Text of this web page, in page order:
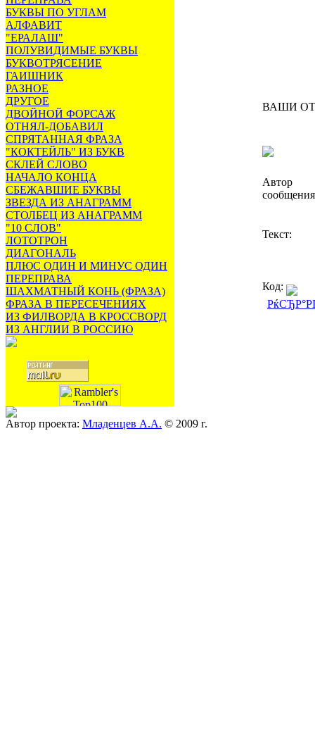
БУКВЫ ПО УГЛАМ
АЛФАВИТ
"ЕРАЛАШ"
ПОЛУВИДИМЫЕ БУКВЫ
БУКВОТРЯСЕНИЕ
ГАИШНИК
РАЗНОЕ
ДРУГОЕ
ДВОЙНОЙ ФОРСАЖ
ОТНЯЛ-ДОБАВИЛ
СПРЯТАННАЯ ФРАЗА
"КОКТЕЙЛЬ" ИЗ БУКВ
СКЛЕЙ СЛОВО
НАЧАЛО КОНЦА
СБЕЖАВШИЕ БУКВЫ
ЗВЕЗДА ИЗ АНАГРАММ
СТОЛБЕЦ ИЗ АНАГРАММ
"10 СЛОВ"
ЛОТОТРОН
ДИАГОНАЛЬ
ПЛЮС ОДИН И МИНУС ОДИН
ПЕРЕПРАВА
ШАХМАТНЫЙ КОНЬ (ФРАЗА)
ФРАЗА В ПЕРЕСЕЧЕНИЯХ
ИЗ ФИЛВОРДА В КРОССВОРД
ИЗ АНГЛИИ В РОССИЮ
ВАШИ
Автор
Текст:
Код:
Автор проекта: Младенцев А.А. © 2009 г.